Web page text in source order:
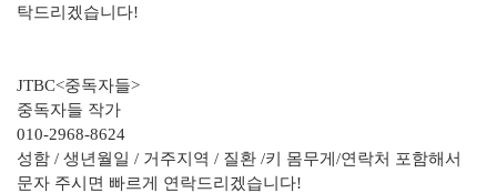
탁드리겠습니다!
JTBC<중독자들>
중독자들 작가
010-2968-8624
성함 / 생년월일 / 거주지역 / 질환 /키 몸무게/연락처 포함해서
문자 주시면 빠르게 연락드리겠습니다!